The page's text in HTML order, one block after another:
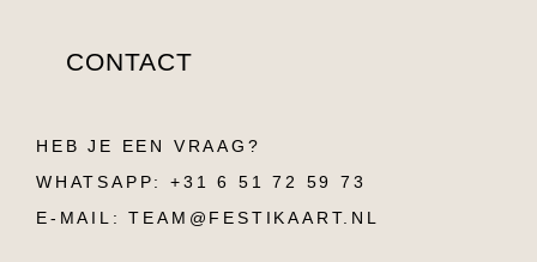
CONTACT
HEB JE EEN VRAAG?
WHATSAPP: +31 6 51 72 59 73
E-MAIL: TEAM@FESTIKAART.NL